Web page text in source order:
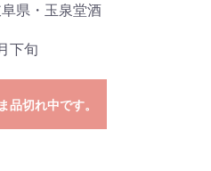
県・玉泉堂酒
下旬
品切れ中です。